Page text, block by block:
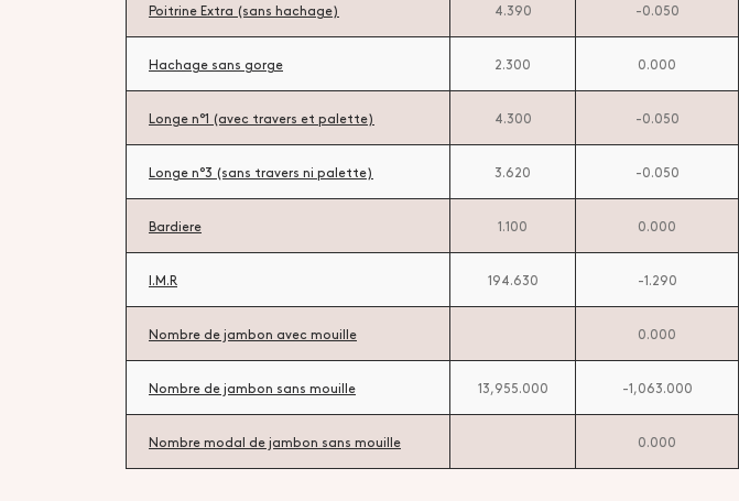
Poitrine Extra (sans hachage) 4.390 -0.050
Hachage sans gorge 2.300 0.000
Longe n°1 (avec travers et palette) 4.300 -0.050
Longe n°3 (sans travers ni palette) 3.620 -0.050
Bardiere 1.100 0.000
I.M.R 194.630 -1.290
Nombre de jambon avec mouille 0.000
Nombre de jambon sans mouille 13,955.000 -1,063.000
Nombre modal de jambon sans mouille 0.000